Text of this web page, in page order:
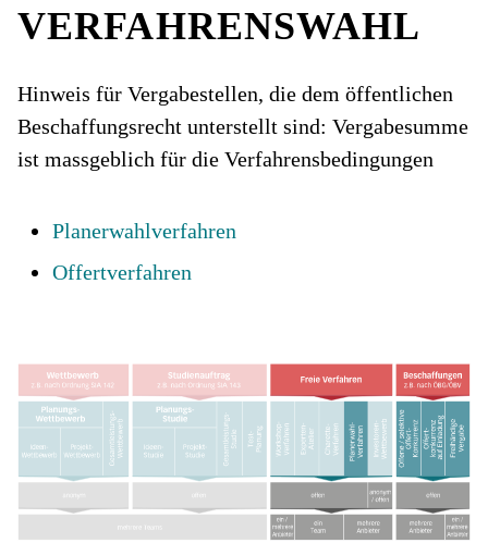
VERFAHRENSWAHL
Hinweis für Vergabestellen, die dem öffentlichen
Beschaffungsrecht unterstellt sind: Vergabesumme
ist massgeblich für die Verfahrensbedingungen
Planerwahlverfahren
Offertverfahren